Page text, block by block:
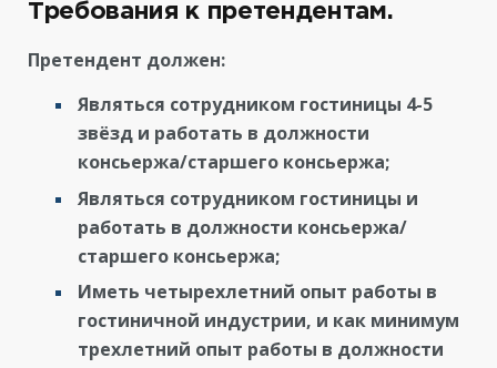
Требования к претендентам.
Претендент должен:
Являться сотрудником гостиницы 4-5
звёзд и работать в должности
консьержа/старшего консьержа;
Являться сотрудником гостиницы и
работать в должности консьержа/
старшего консьержа;
Иметь четырехлетний опыт работы в
гостиничной индустрии, и как минимум
трехлетний опыт работы в должности